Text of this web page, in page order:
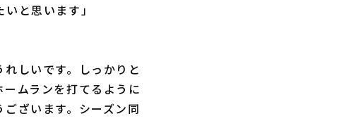
と思います」
しいです。しっかりと
ムランを打てるように
ざいます。シーズン同